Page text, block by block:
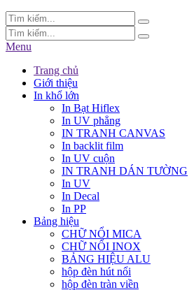
Menu
Trang chủ
Giới thiệu
In khổ lớn
In Bạt Hiflex
In UV phẳng
IN TRANH CANVAS
In backlit film
In UV cuộn
IN TRANH DÁN TƯỜNG
In UV
In Decal
In PP
Bảng hiệu
CHỮ NỔI MICA
CHỮ NỔI INOX
BẢNG HIỆU ALU
hộp đèn hút nổi
hộp đèn tràn viền